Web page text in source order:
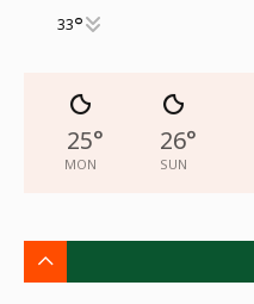
33°
26°
SUN
25°
MON